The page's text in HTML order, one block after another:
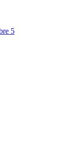
5